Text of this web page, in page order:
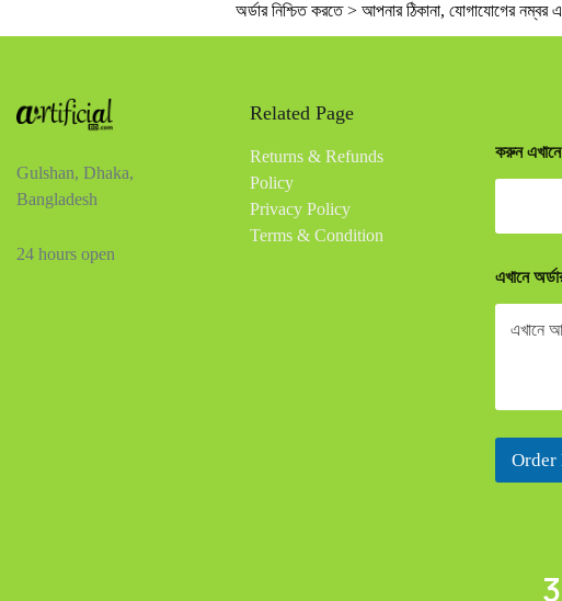
অর্ডার নিশ্চিত করতে > আপনার ঠিকানা, যোগাযোগের নম্বর
Gulshan, Dhaka,
Bangladesh
24 hours open
Related Page
Returns & Refunds
Policy
Privacy Policy
Terms & Condition
করুন এখানে
এখানে
Order